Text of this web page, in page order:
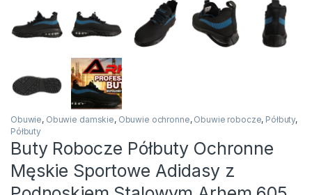
Obuwie, Obuwie damskie, Obuwie ochronne, Obuwie robocze, Półbuty,
Półbuty
Buty Robocze Półbuty Ochronne
Męskie Sportowe Adidasy z